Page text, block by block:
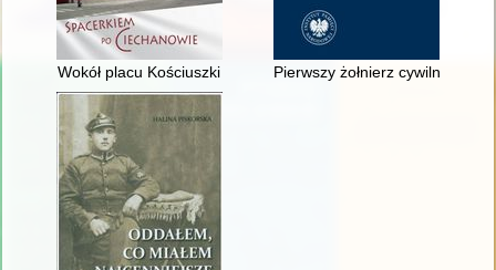
Wokół placu Kościuszki Pierwszy żołnierz cywilnego